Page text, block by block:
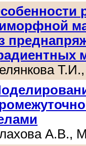
А.В.,